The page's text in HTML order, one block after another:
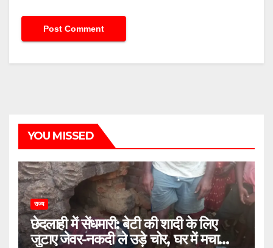
YOU MISSED
राज्य
छेदलाही में सेंधमारी: बेटी की शादी के लिए
जुटाए जेवर-नकदी ले उड़े चोर, घर में मचा